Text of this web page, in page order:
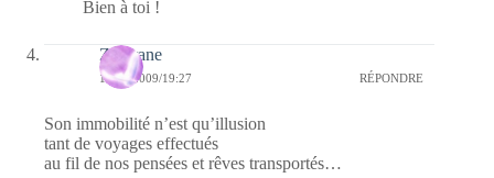
Bien à toi !
Zefyrane
11/11/2009/19:27 RÉPONDRE
Son immobilité n’est qu’illusion
tant de voyages effectués
au fil de nos pensées et rêves transportés…